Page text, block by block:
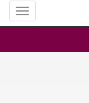
منوی
سایت
چسب